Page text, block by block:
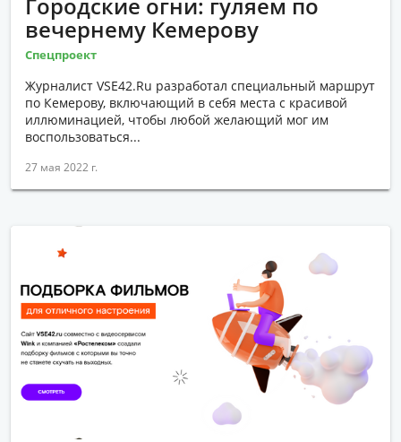
вечернему Кемерову
Спецпроект
Журналист VSE42.Ru разработал специальный маршрут
по Кемерову, включающий в себя места с красивой
иллюминацией, чтобы любой желающий мог им
воспользоваться...
27 мая 2022 г.